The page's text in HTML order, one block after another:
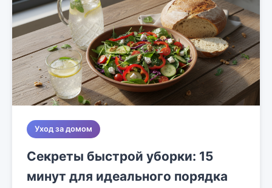
Уход за домом
Секреты быстрой уборки: 15
минут для идеального порядка